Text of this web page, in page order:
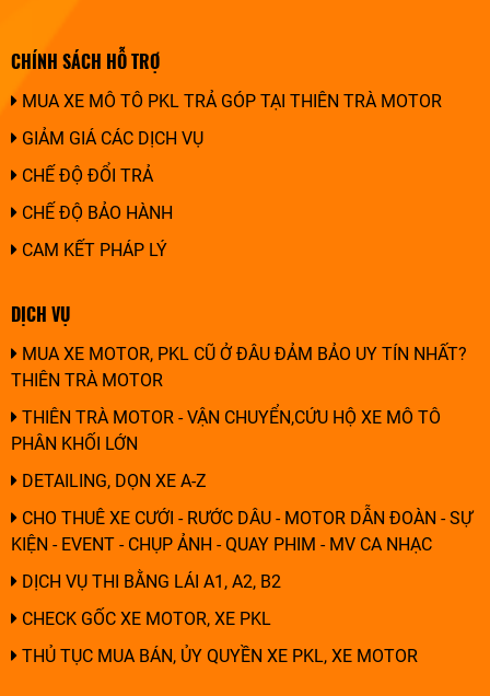
CHÍNH SÁCH HỖ TRỢ
MUA XE MÔ TÔ PKL TRẢ GÓP TẠI THIÊN TRÀ MOTOR
GIẢM GIÁ CÁC DỊCH VỤ
CHẾ ĐỘ ĐỔI TRẢ
CHẾ ĐỘ BẢO HÀNH
CAM KẾT PHÁP LÝ
DỊCH VỤ
MUA XE MOTOR, PKL CŨ Ở ĐÂU ĐẢM BẢO UY TÍN NHẤT?
THIÊN TRÀ MOTOR
THIÊN TRÀ MOTOR - VẬN CHUYỂN,CỨU HỘ XE MÔ TÔ
PHÂN KHỐI LỚN
DETAILING, DỌN XE A-Z
CHO THUÊ XE CƯỚI - RƯỚC DÂU - MOTOR DẪN ĐOÀN - SỰ
KIỆN - EVENT - CHỤP ẢNH - QUAY PHIM - MV CA NHẠC
DỊCH VỤ THI BẰNG LÁI A1, A2, B2
CHECK GỐC XE MOTOR, XE PKL
THỦ TỤC MUA BÁN, ỦY QUYỀN XE PKL, XE MOTOR